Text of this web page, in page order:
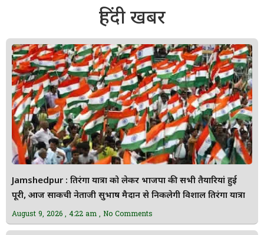
हिंदी खबर
Jamshedpur : तिरंगा यात्रा को लेकर भाजपा की सभी तैयारियां हुई
पूरी, आज साकची नेताजी सुभाष मैदान से निकलेगी विशाल तिरंगा यात्रा
August 9, 2026 4:22 am No Comments